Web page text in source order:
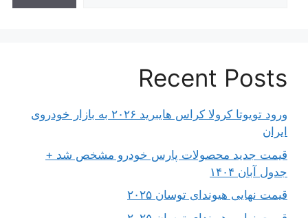
Recent Posts
ورود تویوتا کرولا کراس هایبرید ۲۰۲۶ به بازار خودروی
ایران
قیمت جدید محصولات پارس خودرو مشخص شد +
جدول آبان ۱۴۰۴
قیمت نهایی هیوندای توسان ۲۰۲۵